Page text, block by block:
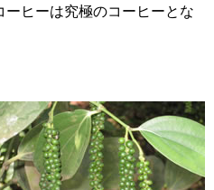
ーヒーは究極のコーヒーとな